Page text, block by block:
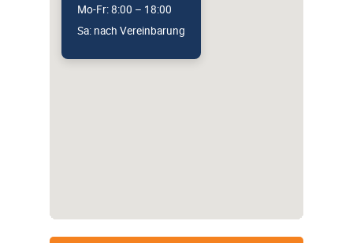
Mo-Fr: 8:00 – 18:00
Sa: nach Vereinbarung